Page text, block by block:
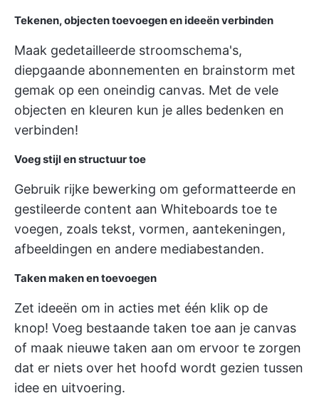
Tekenen, objecten toevoegen en ideeën verbinden
Maak gedetailleerde stroomschema's,
diepgaande abonnementen en brainstorm met
gemak op een oneindig canvas. Met de vele
objecten en kleuren kun je alles bedenken en
verbinden!
Voeg stijl en structuur toe
Gebruik rijke bewerking om geformatteerde en
gestileerde content aan Whiteboards toe te
voegen, zoals tekst, vormen, aantekeningen,
afbeeldingen en andere mediabestanden.
Taken maken en toevoegen
Zet ideeën om in acties met één klik op de
knop! Voeg bestaande taken toe aan je canvas
of maak nieuwe taken aan om ervoor te zorgen
dat er niets over het hoofd wordt gezien tussen
idee en uitvoering.